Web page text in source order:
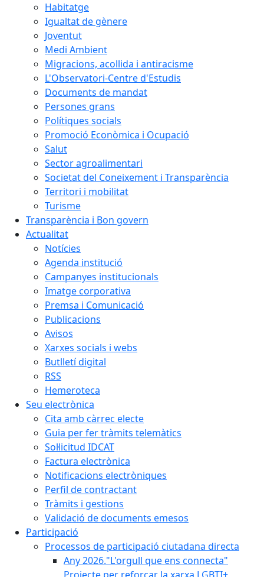
Habitatge
Igualtat de gènere
Joventut
Medi Ambient
Migracions, acollida i antiracisme
L'Observatori-Centre d'Estudis
Documents de mandat
Persones grans
Polítiques socials
Promoció Econòmica i Ocupació
Salut
Sector agroalimentari
Societat del Coneixement i Transparència
Territori i mobilitat
Turisme
Transparència i Bon govern
Actualitat
Notícies
Agenda institució
Campanyes institucionals
Imatge corporativa
Premsa i Comunicació
Publicacions
Avisos
Xarxes socials i webs
Butlletí digital
RSS
Hemeroteca
Seu electrònica
Cita amb càrrec electe
Guia per fer tràmits telemàtics
Sol·licitud IDCAT
Factura electrònica
Notificacions electròniques
Perfil de contractant
Tràmits i gestions
Validació de documents emesos
Participació
Processos de participació ciutadana directa
Any 2026."L'orgull que ens connecta"